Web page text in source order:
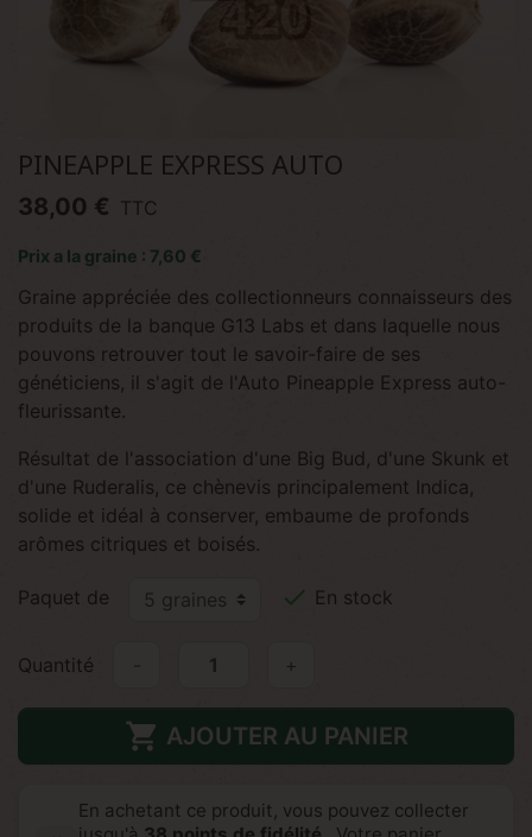
PINEAPPLE EXPRESS AUTO
38,00 € TTC
Prix a la graine : 7,60 €
Graine appréciée des collectionneurs connaisseurs des
produits de la banque G13 Labs et dans laquelle nous
pouvons retrouver tout le savoir-faire de ses
généticiens, il s'agit de l'Auto Pineapple Express auto-
fleurissante.
Résultat de l'association d'une Big Bud, d'une Skunk et
d'une Ruderalis, ce chènevis principalement Indica,
solide et idéal à conserver, embaume de profonds
arômes citriques et boisés.
Paquet de  En stock
Quantité +
 AJOUTER AU PANIER
En achetant ce produit, vous pouvez collecter